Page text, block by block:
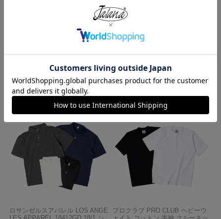
ペイズリーTHE BANDANNA COM
¥770
ビーフリース スウェットショーツ
ロサンゼルスアパレル LOS ANGE
プロクラブ PRO CLUB ヘビーウ